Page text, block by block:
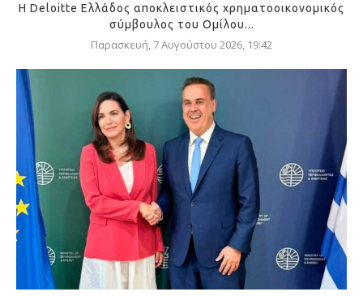
Η Deloitte Ελλάδος αποκλειστικός χρηματοοικονομικός
σύμβουλος του Ομίλου...
Παρασκευή, 7 Αυγούστου 2026, 19:42